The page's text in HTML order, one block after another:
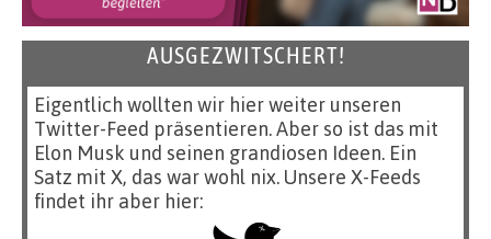
AUSGEZWITSCHERT!
Eigentlich wollten wir hier weiter unseren
Twitter-Feed präsentieren. Aber so ist das mit
Elon Musk und seinen grandiosen Ideen. Ein
Satz mit X, das war wohl nix. Unsere X-Feeds
findet ihr aber hier: